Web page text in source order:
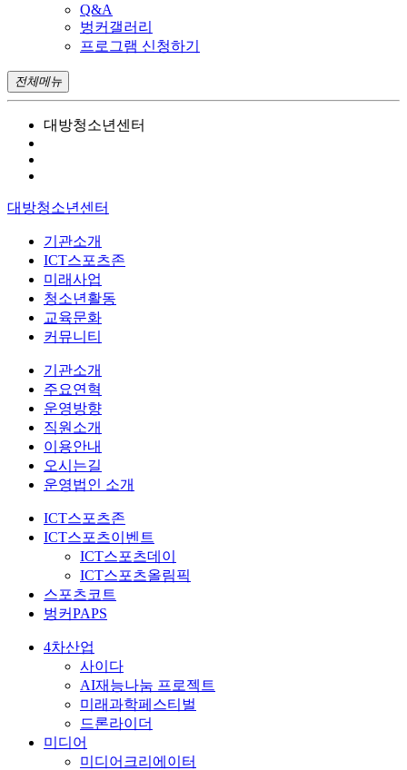
Q&A
벙커갤러리
프로그램 신청하기
전체메뉴
대방청소년센터
대방청소년센터
기관소개
ICT스포츠존
미래사업
청소년활동
교육문화
커뮤니티
기관소개
주요연혁
운영방향
직원소개
이용안내
오시는길
운영법인 소개
ICT스포츠존
ICT스포츠이벤트
ICT스포츠데이
ICT스포츠올림픽
스포츠코트
벙커PAPS
4차산업
사이다
AI재능나눔 프로젝트
미래과학페스티벌
드론라이더
미디어
미디어크리에이터